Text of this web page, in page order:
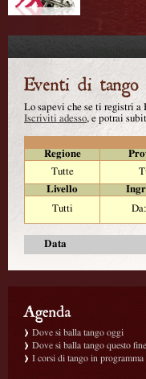
Lo sapevi che se ti registri a
Iscriviti adesso, e potrai
Regione
Tutte
Livello
Tutti
Data
Dove si balla tango oggi
Dove si balla tango questo
I corsi di tango in programma